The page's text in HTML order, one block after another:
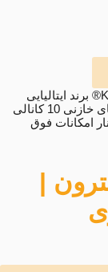
کلید لمسی 10 پل با رویه شیشه ای سری 9025 KNX® برند ایتالیایی
eElectron برای مدیریت کنترل دسترسی از دکمه های خازنی 10 کانالی
امکانات فوق
|